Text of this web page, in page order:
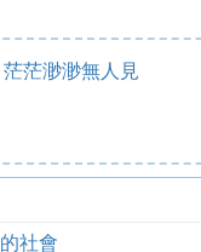
茫渺渺無人見
社會